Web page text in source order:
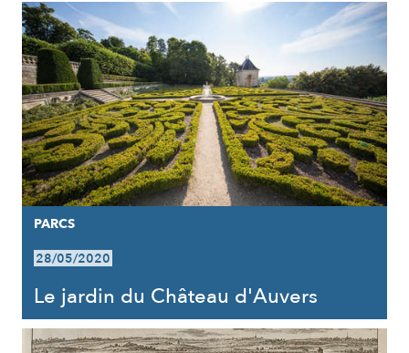
PARCS
28/05/2020
Le jardin du Château d'Auvers